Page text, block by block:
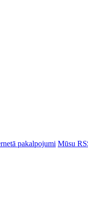
pakalpojumi Mūsu